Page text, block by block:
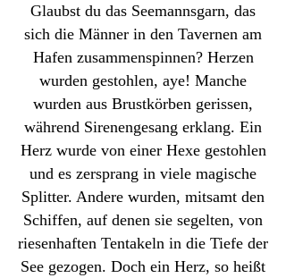
Glaubst du das Seemannsgarn, das
sich die Männer in den Tavernen am
Hafen zusammenspinnen? Herzen
wurden gestohlen, aye! Manche
wurden aus Brustkörben gerissen,
während Sirenengesang erklang. Ein
Herz wurde von einer Hexe gestohlen
und es zersprang in viele magische
Splitter. Andere wurden, mitsamt den
Schiffen, auf denen sie segelten, von
riesenhaften Tentakeln in die Tiefe der
See gezogen. Doch ein Herz, so heißt